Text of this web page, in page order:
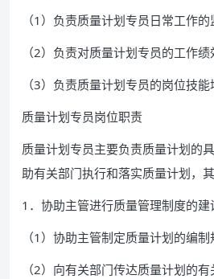
（1）负责质量计划专员日常工作
（2）负责对质量计划专员的工作
（3）负责质量计划专员的岗位技能
质量计划专员岗位职责
质量计划专员主要负责质量计划的
助有关部门执行和落实质量计划，其
1．协助主管进行质量管理制度的建
（1）协助主管制定质量计划的编
（2）向有关部门传达质量计划的